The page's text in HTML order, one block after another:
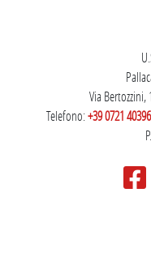
Via
Telefono:+39 0721